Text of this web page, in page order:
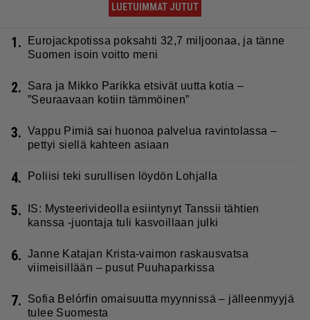
LUETUIMMAT JUTUT
1.
Eurojackpotissa poksahti 32,7 miljoonaa, ja tänne
Suomen isoin voitto meni
2.
Sara ja Mikko Parikka etsivät uutta kotia –
”Seuraavaan kotiin tämmöinen”
3. Vappu Pimiä sai huonoa palvelua ravintolassa –
pettyi siellä kahteen asiaan
4. Poliisi teki surullisen löydön Lohjalla
5.
IS: Mysteerivideolla esiintynyt Tanssii tähtien
kanssa -juontaja tuli kasvoillaan julki
6. Janne Katajan Krista-vaimon raskausvatsa
viimeisillään – pusut Puuhaparkissa
7.
Sofia Belórfin omaisuutta myynnissä – jälleenmyyjä
tulee Suomesta